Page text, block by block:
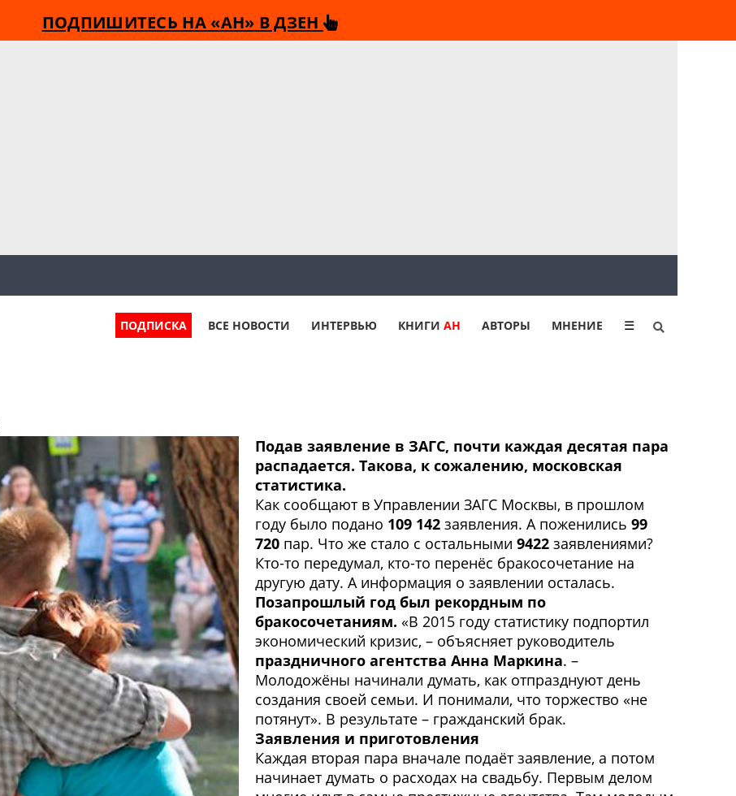
ПОДПИШИТЕСЬ НА «АН» В ДЗЕН
ПОДПИСКА ВСЕ НОВОСТИ ИНТЕРВЬЮ КНИГИ АН АВТОРЫ МНЕНИЕ ☰
Подав заявление в ЗАГС, почти каждая десятая пара
распадается. Такова, к сожалению, московская
статистика.
Как сообщают в Управлении ЗАГС Москвы, в прошлом
году было подано 109 142 заявления. А поженились 99
720пар. Что же стало с остальными 9422заявлениями?
Кто-то передумал, кто-то перенёс бракосочетание на
другую дату. А информация о заявлении осталась.
Позапрошлый год был рекордным по
бракосочетаниям. «В 2015 году статистику подпортил
экономический кризис, – объясняет руководитель
праздничного агентства Анна Маркина. –
Молодожёны начинали думать, как отпразднуют день
создания своей семьи. И понимали, что торжество «не
потянут». В результате – гражданский брак.
Заявления и приготовления
Каждая вторая пара вначале подаёт заявление, а потом
начинает думать о расходах на свадьбу. Первым делом